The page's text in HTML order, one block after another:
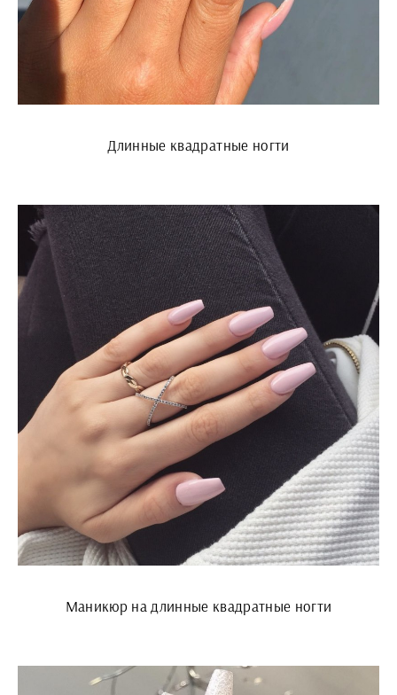
Длинные квадратные ногти
Маникюр на длинные квадратные ногти